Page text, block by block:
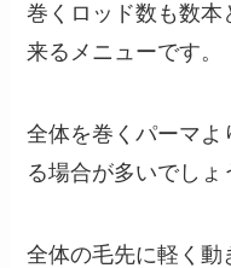
巻くロッド数も数本
来るメニューです。
全体を巻くパーマ
る場合が多いでしょ
全体の毛先に軽く動